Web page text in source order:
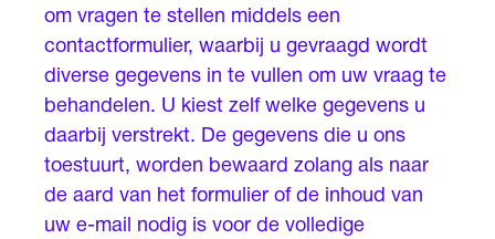
om vragen te stellen middels een
contactformulier, waarbij u gevraagd wordt
diverse gegevens in te vullen om uw vraag te
behandelen. U kiest zelf welke gegevens u
daarbij verstrekt. De gegevens die u ons
toestuurt, worden bewaard zolang als naar
de aard van het formulier of de inhoud van
uw e-mail nodig is voor de volledige